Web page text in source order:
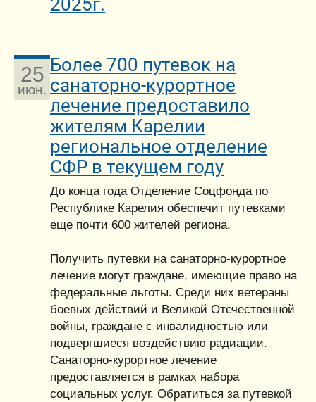
2025г.
25
июн.
Более 700 путевок на
санаторно-курортное
лечение предоставило
жителям Карелии
региональное отделение
СФР в текущем году
До конца года Отделение Соцфонда по
Республике Карелия обеспечит путевками
еще почти 600 жителей региона.
Получить путевки на санаторно-курортное
лечение могут граждане, имеющие право на
федеральные льготы. Среди них ветераны
боевых действий и Великой Отечественной
войны, граждане с инвалидностью или
подвергшиеся воздействию радиации.
Санаторно-курортное лечение
предоставляется в рамках набора
социальных услуг. Обратиться за путевкой